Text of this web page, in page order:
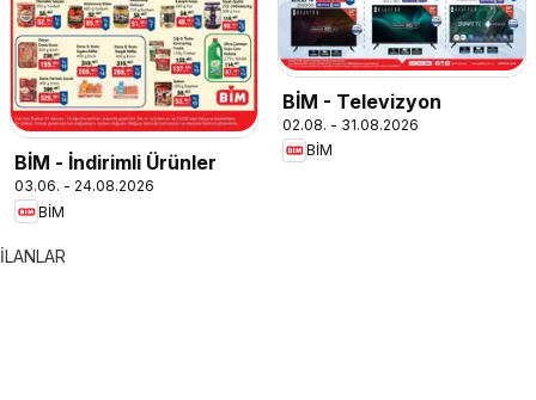
BİM - İndirimli Ürünler
03.06. - 24.08.2026
BİM
BİM - Televizyon
02.08. - 31.08.2026
BİM
İLANLAR